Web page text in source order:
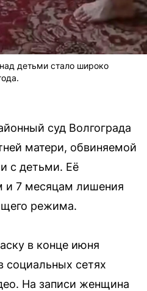
детьми стало широко
суд Волгограда
матери, обвиняемой
с детьми. Её
и 7 месяцам лишения
режима.
в конце июня
социальных сетях
На записи женщина